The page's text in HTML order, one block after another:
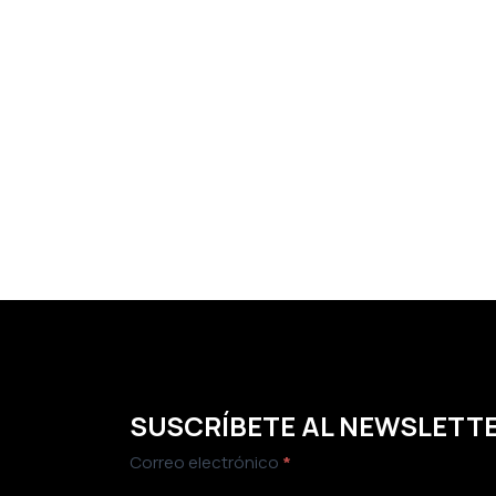
SUSCRÍBETE AL
Newsletter
Correo electrónico *